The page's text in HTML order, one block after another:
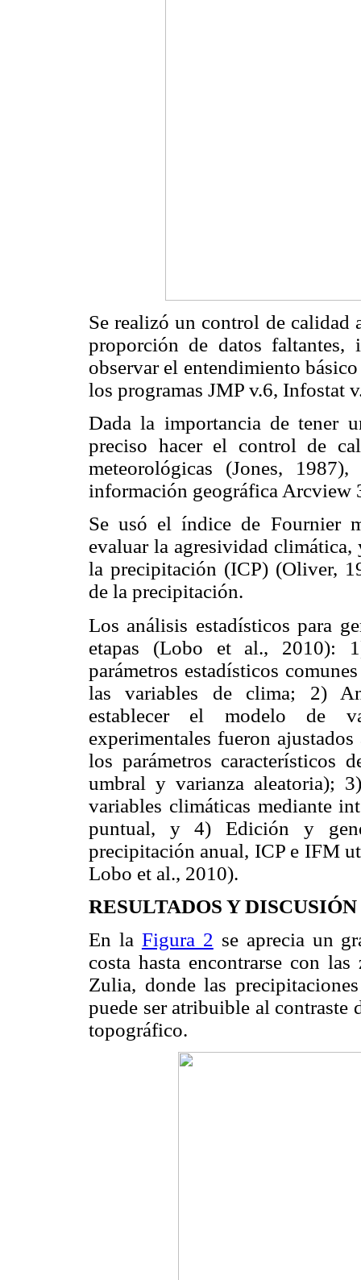
Se realizó un control de calidad
proporción de datos
observar el entendimiento
los programas JMP v.6, Infostat
Dada la importancia de tener
preciso hacer el control de
meteorológicas (Jones,
información geográfica Arcview
Se usó el índice de Fournier
evaluar la agresividad
la precipitación (ICP) (Oliver,
de la precipitación.
Los análisis estadísticos para
etapas (Lobo et al., 2010):
parámetros estadísticos
las variables de clima; 2)
establecer el modelo de
experimentales fueron
los parámetros característicos
umbral y varianza aleatoria);
variables climáticas mediante
puntual, y 4) Edición y
precipitación anual, ICP e IFM
Lobo et al., 2010).
RESULTADOS Y DISCUSIÓN
En la Figura 2 se aprecia un
costa hasta encontrarse con
Zulia, donde las
puede ser atribuible al contraste
topográfico.